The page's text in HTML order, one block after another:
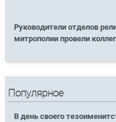
Руководители отделов
митрополии провели
Популярное
В день своего